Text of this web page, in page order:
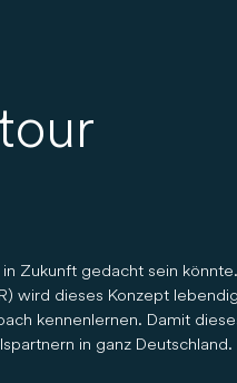
Zukunft gedacht sein
wird dieses Konzept
kennenlernen. Damit
in ganz